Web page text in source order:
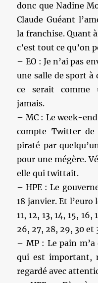
donc que Nadine
Claude Guéant
la franchise. Quant
c’est tout ce qu’on
– EO : Je n’ai pas
une salle de sport à
ce serait comme
jamais.
– MC : Le week-
compte Twitter
piraté par
pour une mégère.
elle qui twittait.
– HPE : Le
18 janvier. Et l’euro
11, 12, 13, 14, 15,
26, 27, 28, 29, 30 et
– MP : Le pain m’a
qui est important,
regardé avec